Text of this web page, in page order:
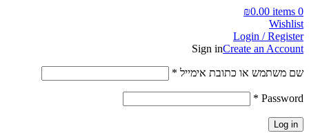
0
items
₪0.00
Wishlist
Login / Register
Sign inCreate an Account
שם משתמש או כתובת אימייל *
Password
*
Log in